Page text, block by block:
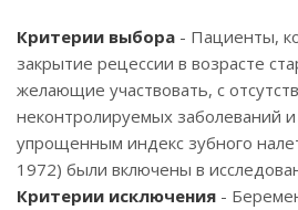
Критерии выбора - Пациенты,
закрытие рецессии в возрасте
желающие участвовать, c
неконтролируемых заболеваний
упрощенным индекс зубного
1972) были включены в
Критерии исключения -